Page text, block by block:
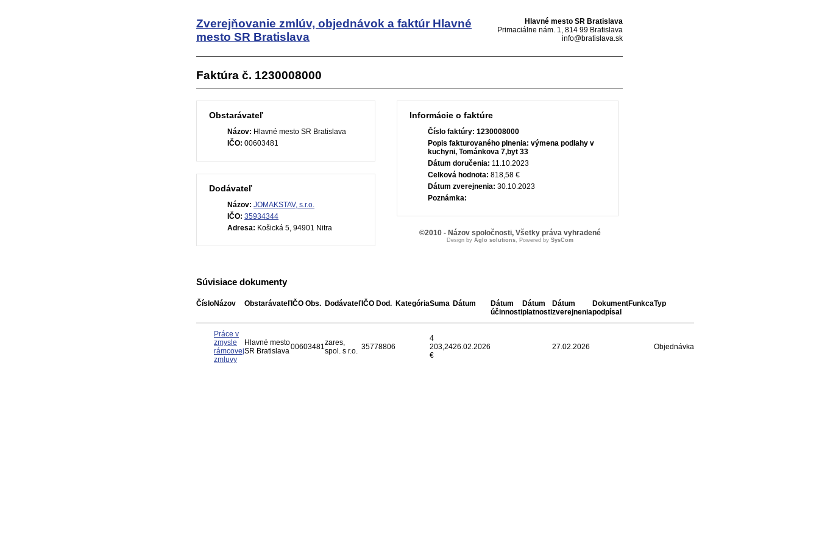
Zverejňovanie zmlúv, objednávok a faktúr Hlavné
mesto SR Bratislava
Hlavné mesto SR Bratislava
Primaciálne nám. 1, 814 99 Bratislava
info@bratislava.sk
Faktúra č. 1230008000
Obstarávateľ
Názov: Hlavné mesto SR Bratislava
IČO: 00603481
Dodávateľ
Názov: JOMAKSTAV, s.r.o.
IČO: 35934344
Adresa: Košická 5, 94901 Nitra
Informácie o faktúre
Číslo faktúry: 1230008000
Popis fakturovaného plnenia: výmena podlahy v
kuchyni, Tománkova 7,byt 33
Dátum doručenia: 11.10.2023
Celková hodnota: 818,58 €
Dátum zverejnenia: 30.10.2023
Poznámka:
Súvisiace dokumenty
ČísloNázov Obstarávateľ IČO Obs. Dodávateľ IČO Dod. KategóriaSuma Dátum
Dátum
účinnosti
Dátum
platnosti
Dátum
zverejnenia
Dokument
podpísal
FunkcaTyp
Práce v
zmysle
rámcovej
zmluvy
Hlavné mesto
SR Bratislava00603481zares,
spol. s r.o. 35778806
4
203,24
€
26.02.2026 27.02.2026 Objednávka
©2010 - Názov spoločnosti, Všetky práva vyhradené
Design by Aglo solutions, Powered by SysCom